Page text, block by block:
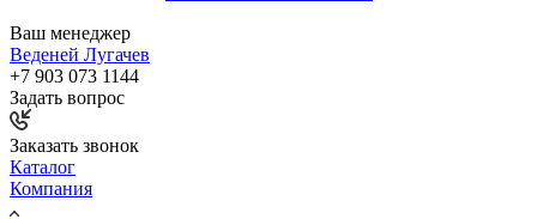
Ваш менеджер
Веденей Лугачев
+7 903 073 1144
Задать вопрос
Заказать звонок
Каталог
Компания